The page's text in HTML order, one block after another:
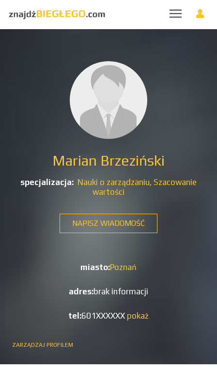
Marian Brzeziński
specjalizacja: Nauki o zarządzaniu, Szacowanie
wartości
NAPISZ WIADOMOŚĆ
miasto:Poznań
adres:brak informacji
tel:601XXXXXX pokaż
ZARZĄDZAJ PROFILEM